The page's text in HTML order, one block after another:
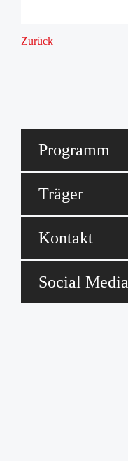
Zurück
Programm
Träger
Kontakt
Social Media